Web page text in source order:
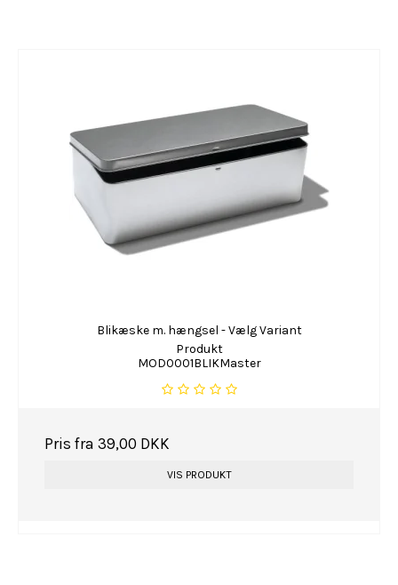
Blikæske m. hængsel - Vælg Variant
Produkt
MOD0001BLIKMaster
Pris fra 39,00 DKK
VIS PRODUKT